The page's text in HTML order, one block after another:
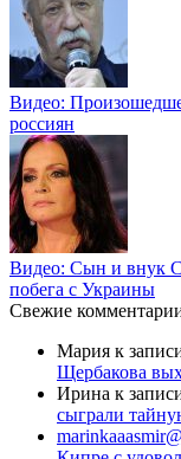
Видео:
россиян
Видео: Сын и внук
побега с Украины
Свежие
Мария к
Щербакова
Ирина к
сыграли